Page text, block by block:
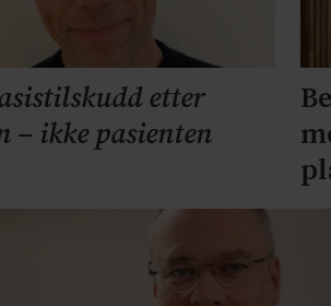
etter
– ikke pasienten